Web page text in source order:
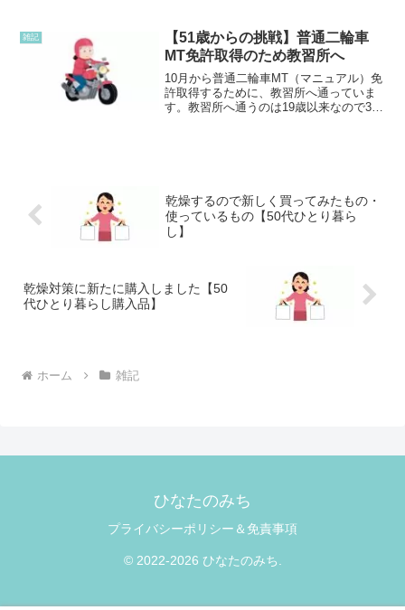
の1日をお届けします。
雑記
【51歳からの挑戦】普通二輪車
MT免許取得のため教習所へ
10月から普通二輪車MT（マニュアル）免
許取得するために、教習所へ通っていま
す。教習所へ通うのは19歳以来なので32
乾燥するので新しく買ってみたもの・
使っているもの【50代ひとり暮ら
し】
乾燥対策に新たに購入しました【50
代ひとり暮らし購入品】
ホーム 雑記
ひなたのみち
プライバシーポリシー＆免責事項
© 2022-2026 ひなたのみち.